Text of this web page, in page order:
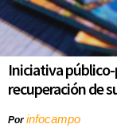
Iniciativa
recuperación de
Porinfocampo